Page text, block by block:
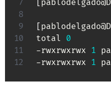
[
[
total 0
-rwxrwxrwx 1
-rwxrwxrwx 1